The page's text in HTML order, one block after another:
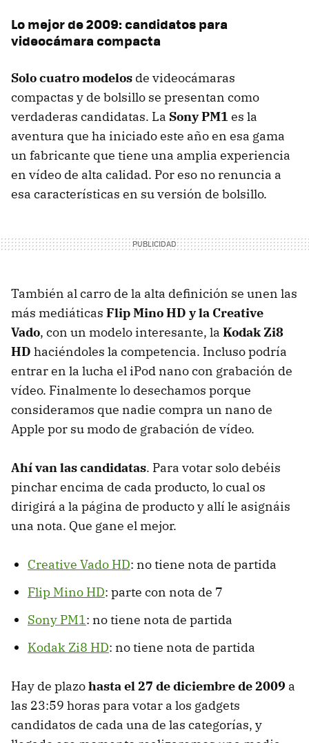
Lo mejor de 2009: candidatos para
videocámara compacta
Solo cuatro modelos de videocámaras
compactas y de bolsillo se presentan como
verdaderas candidatas. La Sony PM1 es la
aventura que ha iniciado este año en esa gama
un fabricante que tiene una amplia experiencia
en vídeo de alta calidad. Por eso no renuncia a
esa características en su versión de bolsillo.
También al carro de la alta definición se unen las
más mediáticas Flip Mino HD y la Creative
Vado, con un modelo interesante, la Kodak Zi8
HD haciéndoles la competencia. Incluso podría
entrar en la lucha el iPod nano con grabación de
vídeo. Finalmente lo desechamos porque
consideramos que nadie compra un nano de
Apple por su modo de grabación de vídeo.
Ahí van las candidatas. Para votar solo debéis
pinchar encima de cada producto, lo cual os
dirigirá a la página de producto y allí le asignáis
una nota. Que gane el mejor.
Creative Vado HD: no tiene nota de partida
Flip Mino HD: parte con nota de 7
Sony PM1 : no tiene nota de partida
Kodak Zi8 HD: no tiene nota de partida
Hay de plazohasta el 27 de diciembre de 2009 a
las 23:59 horas para votar a los gadgets
candidatos de cada una de las categorías, y